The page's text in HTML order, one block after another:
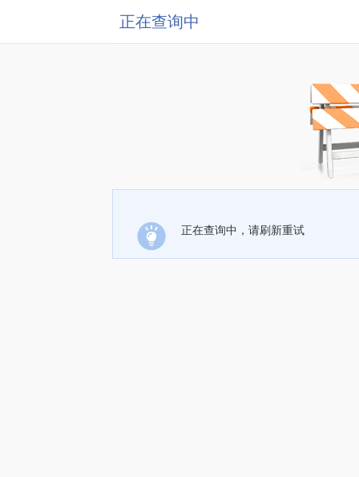
正在查询中
正在查询中，请刷新重试